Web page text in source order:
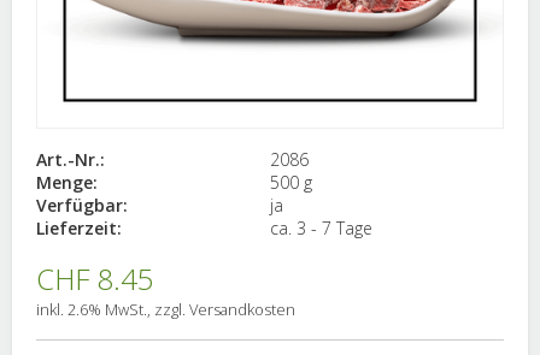
Art.-Nr.:
2086
Menge:
500 g
Verfügbar:
ja
Lieferzeit:
ca. 3 - 7 Tage
CHF 8.45
inkl. 2.6% MwSt., zzgl. Versandkosten